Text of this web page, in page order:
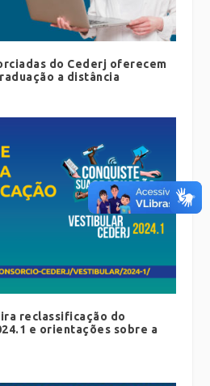
do Cederj oferecem
a distância
reclassificação do
e orientações sobre a